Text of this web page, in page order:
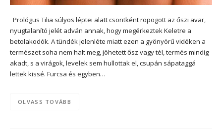
Prológus Tilia súlyos léptei alatt csontként ropogott az őszi avar,
nyugtalanító jelét adván annak, hogy megérkeztek Keletre a
betolakodók. A tündék jelenléte miatt ezen a gyönyörű vidéken a
természet soha nem halt meg, jöhetett ősz vagy tél, termés mindig
akadt, s a virágok, levelek sem hullottak el, csupán sápataggá
lettek kissé. Furcsa és egyben…
OLVASS TOVÁBB